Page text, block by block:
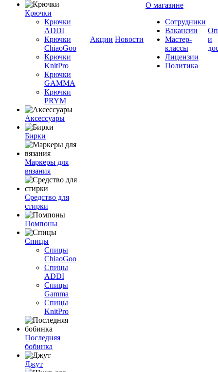
Крючки
Крючки
ADDI
Крючки
ChiaoGoo
Крючки
KnitPro
Крючки
GAMMA
Крючки
PRYM
Аксессуары
Бирки
Маркеры для
вязания
Средство для
стирки
Помпоны
Спицы
Спицы
ChiaoGoo
Спицы
ADDI
Спицы
Gamma
Спицы
KnitPro
Последняя
бобинка
Джут
Акции Новости
О магазине
Сотрудники
Вакансии
Мастер-
классы
Лицензии
Политика
и